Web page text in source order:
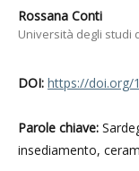
Rossana Conti
Università degli studi
DOI: https://doi.org/
Parole chiave:
insediamento,